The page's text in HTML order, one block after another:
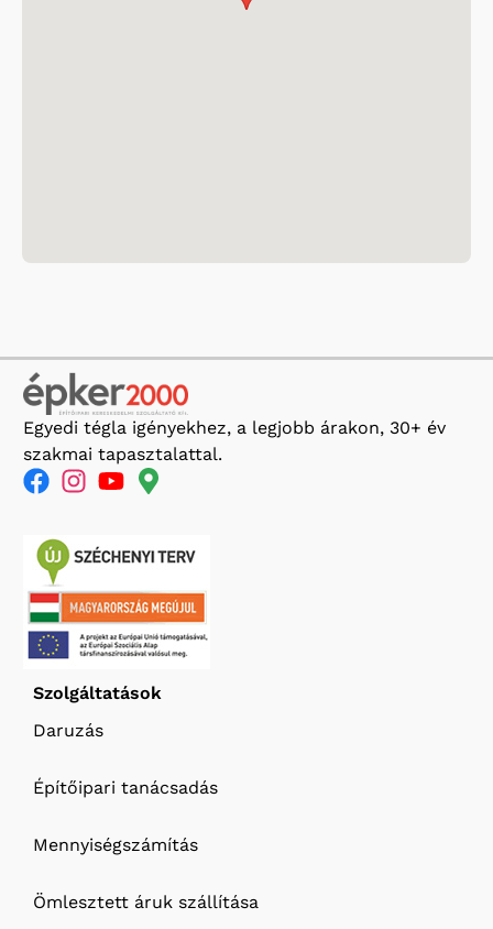
Egyedi tégla igényekhez, a legjobb árakon, 30+ év
szakmai tapasztalattal.
Szolgáltatások
Daruzás
Építőipari tanácsadás
Mennyiségszámítás
Ömlesztett áruk szállítása